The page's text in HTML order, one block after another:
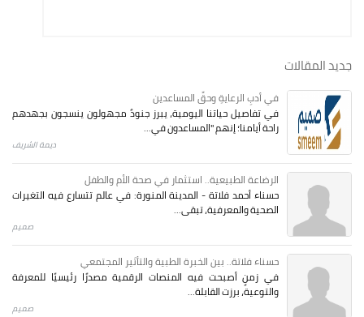
جديد المقالات
في أدبِ الرعايةِ وحقِّ المساعدين
في تفاصيل حياتنا اليومية، يبرز جنودٌ مجهولون ينسجون بجهدهم
راحة أيامنا؛ إنهم "المساعدون في...
ديمة الشريف
الرضاعة الطبيعية.. استثمار في صحة الأم والطفل
حسناء أحمد فلاتة - المدينة المنورة: في عالم تتسارع فيه التغيرات
الصحية والمعرفية، تبقى...
صميم
حسناء فلاتة.. بين الخبرة الطبية والتأثير المجتمعي
في زمنٍ أصبحت فيه المنصات الرقمية مصدرًا رئيسيًا للمعرفة
والتوعية، برزت القابلة...
صميم